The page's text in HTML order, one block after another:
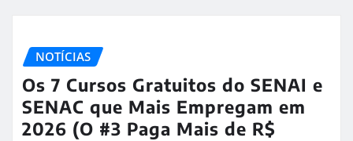
NOTÍCIAS
Os 7 Cursos Gratuitos do SENAI e
SENAC que Mais Empregam em
2026 (O #3 Paga Mais de R$